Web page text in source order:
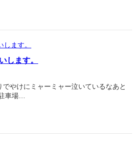
します。
やけにミャーミャー泣いているなあと
車場…